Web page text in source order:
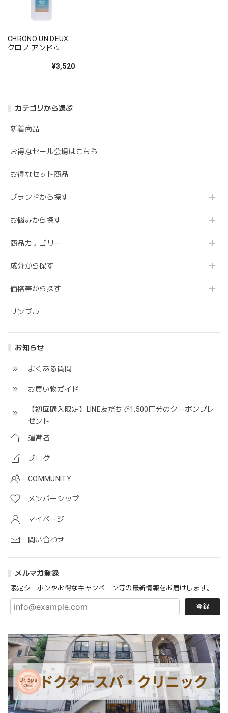
カテゴリから選ぶ
新着商品
お得なセール会場はこちら
お得なセット商品
ブランドから探す
お悩みから探す
商品カテゴリー
成分から探す
価格帯から探す
サンプル
お知らせ
よくある質問
お買い物ガイド
【初回購入限定】LINE友だちで1,500円分のクーポンプレ
ゼント
運営者
ブログ
COMMUNITY
メンバーシップ
マイページ
問い合わせ
メルマガ登録
限定クーポンやお得なキャンペーン等の最新情報をお届けします。
登録
CHRONO UN DEUX
クロノ アンドゥ
ーション 120mL¥3,520